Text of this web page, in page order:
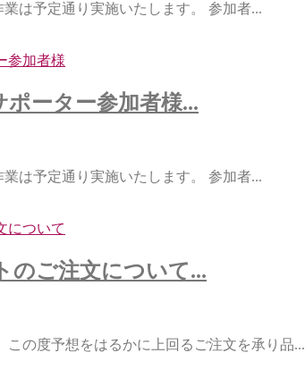
は予定通り実施いたします。 参加者...
ーター参加者様...
は予定通り実施いたします。 参加者...
のご注文について...
の度予想をはるかに上回るご注文を承り品...